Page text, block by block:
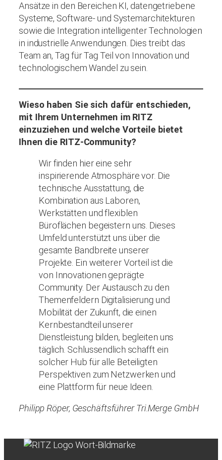
Ansätze in den Bereichen KI, datengetriebene
Systeme, Software- und Systemarchitekturen
sowie die Integration intelligenter Technologien
in industrielle Anwendungen. Dies treibt das
Team an, Tag für Tag Teil von Innovation und
technologischem Wandel zu sein.
Wieso haben Sie sich dafür entschieden,
mit Ihrem Unternehmen im RITZ
einzuziehen und welche Vorteile bietet
Ihnen die RITZ-Community?
Wir finden hier eine sehr
inspirierende Atmosphäre vor. Die
technische Ausstattung, die
Kombination aus Laboren,
Werkstätten und flexiblen
Büroflächen begeistern uns. Dieses
Umfeld unterstützt uns über die
gesamte Bandbreite unserer
Projekte. Ein weiterer Vorteil ist die
von Innovationen geprägte
Community. Der Austausch zu den
Themenfeldern Digitalisierung und
Mobilität der Zukunft, die einen
Kernbestandteil unserer
Dienstleistung bilden, begleiten uns
täglich. Schlussendlich schafft ein
solcher Hub für alle Beteiligten
Perspektiven zum Netzwerken und
eine Plattform für neue Ideen.
Philipp Röper, Geschäftsführer Tri.Merge GmbH